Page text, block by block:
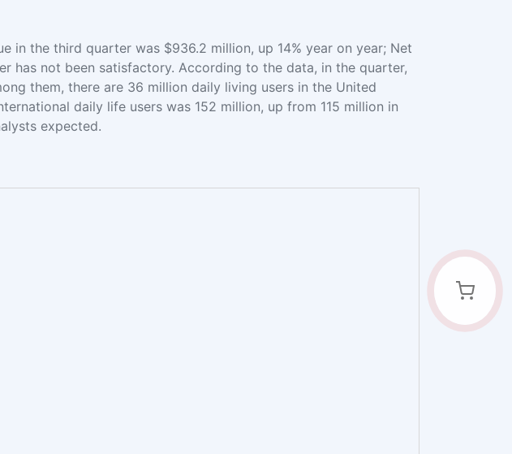
in the third quarter was $936.2 million, up 14% year on year; Net
has not been satisfactory. According to the data, in the quarter,
them, there are 36 million daily living users in the United
daily life users was 152 million, up from 115 million in
expected.